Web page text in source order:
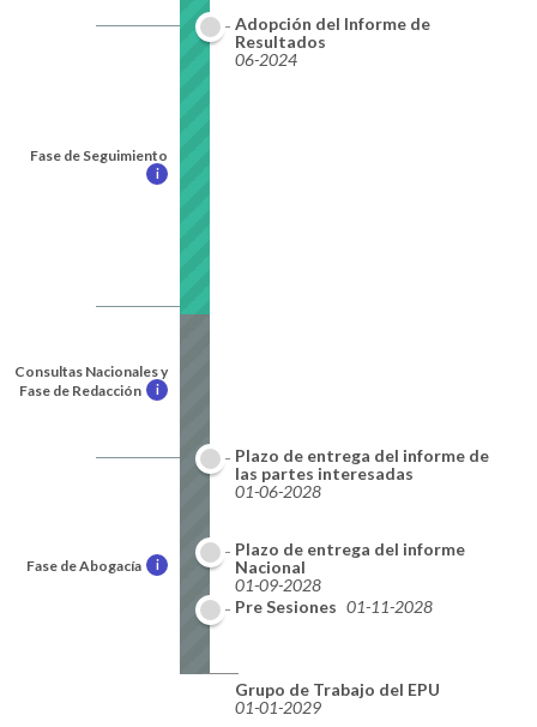
Fase de Seguimiento
i
Consultas Nacionales y
Fase de Redacción
i
Fase de Abogacía i
Adopción del Informe de
Resultados
06-2024
Plazo de entrega del informe de
las partes interesadas
01-06-2028
Plazo de entrega del informe
Nacional
01-09-2028
Pre Sesiones 01-11-2028
Grupo de Trabajo del EPU
01-01-2029